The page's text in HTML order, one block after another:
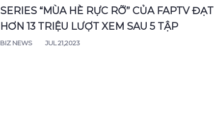
SERIES “MÙA HÈ RỰC RỠ” CỦA FAPTV ĐẠT
HƠN 13 TRIỆU LƯỢT XEM SAU 5 TẬP
BIZ NEWS JUL 21,2023